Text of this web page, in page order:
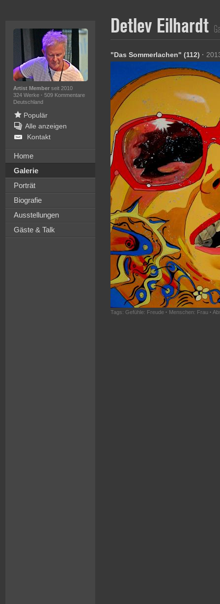
Artist Memberseit 2010
324 Werke · 509 Kommentare
Deutschland
Populär
Alle anzeigen
Kontakt
Home
Galerie
Porträt
Biografie
Ausstellungen
Gäste & Talk
Detlev Eilhardt
"Das Sommerlachen" (112) ·
Tags: Gefühle: Freude · Menschen: Frau ·